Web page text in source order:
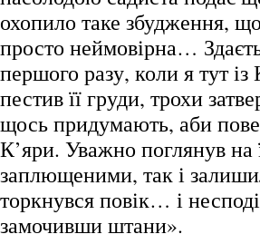
охопило таке збудження,
просто неймовірна…
першого разу, коли я
пестив її груди, трохи
щось придумають, аби
К’яри. Уважно поглянув
заплющеними, так і
торкнувся повік… і
замочивши штани».